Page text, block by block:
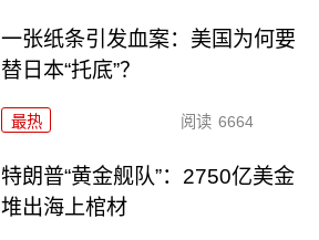
一张纸条引发血案：美国为何要
替日本“托底”？
最热 阅读 6664
特朗普“黄金舰队”：2750亿美金
堆出海上棺材